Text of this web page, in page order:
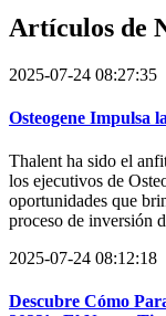
Artículos de
2025-07-24 08:27:35
Osteogene Impulsa
Thalent ha sido el
los ejecutivos de
oportunidades que
proceso de inversión
2025-07-24 08:12:18
Descubre Cómo